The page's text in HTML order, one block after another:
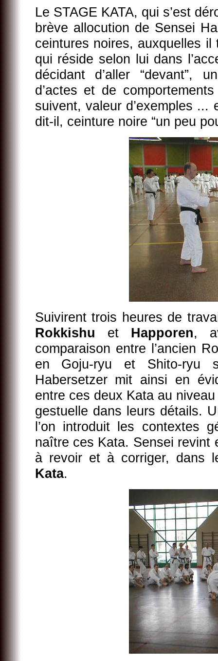
Le STAGE KATA, qui s’est
brève allocution de Sensei
ceintures noires, auxquelles il
qui réside selon lui dans
décidant d’aller “devant”,
d’actes et de
suivent, valeur d’exemples
dit-il, ceinture noire “un peu
Suivirent trois heures de
Rokkishu et Happoren,
comparaison entre l’ancien
en Goju-ryu et Shito-
Habersetzer mit ainsi en
entre ces deux Kata au
gestuelle dans leurs détails.
l’on introduit les contextes
naître ces Kata. Sensei revint
à revoir et à corriger, dans
Kata.